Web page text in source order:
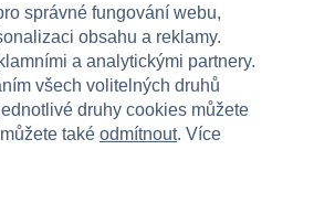
správné fungování webu,
obsahu a reklamy.
a analytickými partnery.
všech volitelných druhů
druhy cookies můžete
také odmítnout. Více